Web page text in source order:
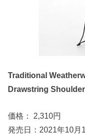
Traditional
Drawstring
価格： 2,310円
発売日：2021年10月